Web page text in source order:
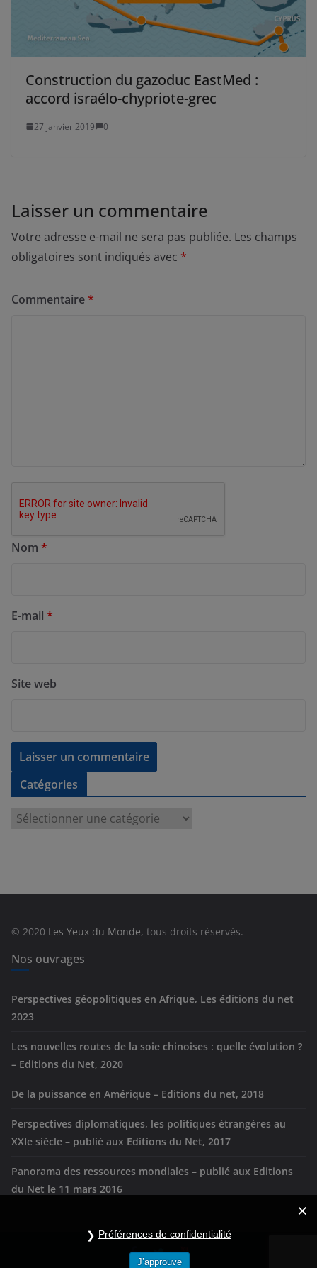
Construction du gazoduc EastMed :
accord israélo-chypriote-grec
27 janvier 2019 0
Laisser un commentaire
Votre adresse e-mail ne sera pas publiée. Les champs
obligatoires sont indiqués avec *
Commentaire*
Nom *
E-mail *
Site web
Catégories
e
s
© 2020 Les Yeux du Monde, tous droits réservés.
Nos ouvrages
Perspectives géopolitiques en Afrique, Les éditions du net
2023
Les nouvelles routes de la soie chinoises : quelle évolution ?
– Editions du Net, 2020
De la puissance en Amérique – Editions du net, 2018
Perspectives diplomatiques, les politiques étrangères au
XXIe siècle – publié aux Editions du Net, 2017
Panorama des ressources mondiales – publié aux Editions
du Net le 11 mars 2016
Préférences de confidentialité
J’approuve